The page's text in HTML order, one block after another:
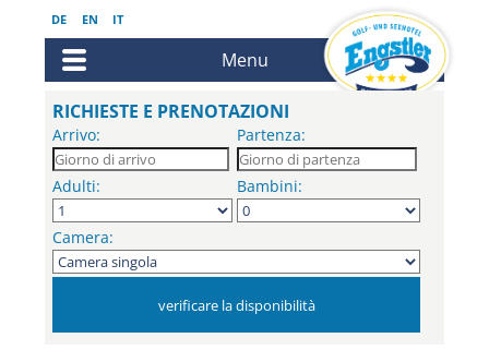
DE EN IT
Menu
RICHIESTE E PRENOTAZIONI
Arrivo: Partenza:
Adulti: Bambini:
Camera: